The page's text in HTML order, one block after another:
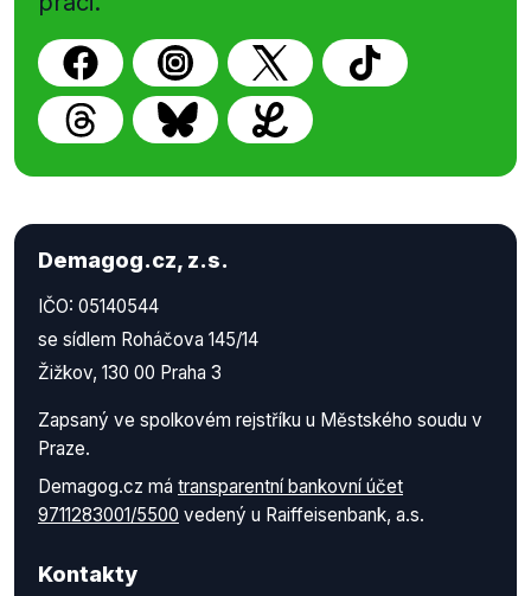
Demagog.cz, z.s.
IČO: 05140544
se sídlem Roháčova 145/14
Žižkov, 130 00 Praha 3
Zapsaný ve spolkovém rejstříku u Městského soudu v
Praze.
Demagog.cz má transparentní bankovní účet
9711283001/5500 vedený u Raiffeisenbank, a.s.
Kontakty